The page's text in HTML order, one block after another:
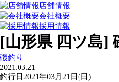
店舗情報
会社概要
採用情報
[山形県 四ツ島]
磯釣り
2021.03.21
釣行日 2021年03月21日(日)